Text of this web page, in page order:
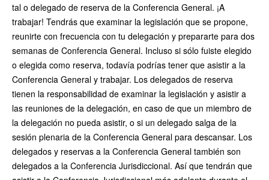
tal o delegado de reserva de la Conferencia General. ¡A
trabajar! Tendrás que examinar la legislación que se propone,
reunirte con frecuencia con tu delegación y prepararte para dos
semanas de Conferencia General. Incluso si sólo fuiste elegido
o elegida como reserva, todavía podrías tener que asistir a la
Conferencia General y trabajar. Los delegados de reserva
tienen la responsabilidad de examinar la legislación y asistir a
las reuniones de la delegación, en caso de que un miembro de
la delegación no pueda asistir, o si un delegado salga de la
sesión plenaria de la Conferencia General para descansar. Los
delegados y reservas a la Conferencia General también son
delegados a la Conferencia Jurisdiccional. Así que tendrán que